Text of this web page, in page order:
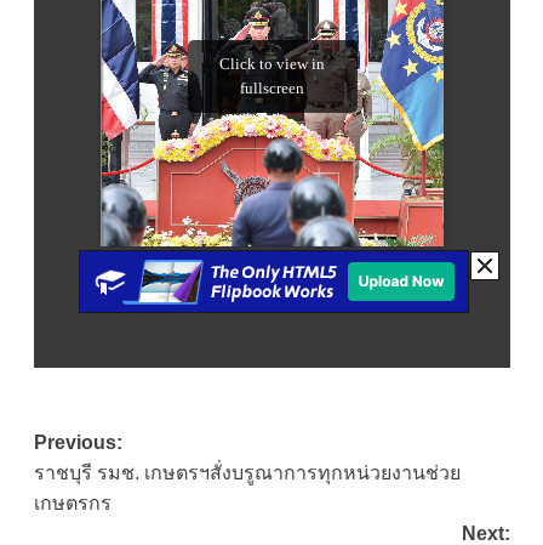
Post
navigation
Previous:
ราชบุรี รมช. เกษตรฯสั่งบรูณาการทุกหน่วยงานช่วย
เกษตรกร
Next: